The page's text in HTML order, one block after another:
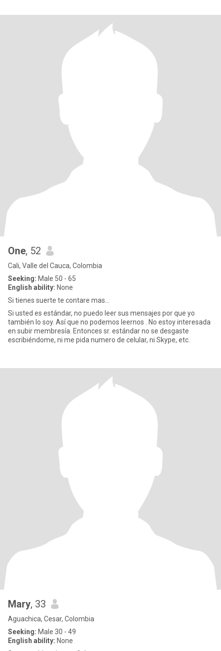
One, 52
Cali, Valle del Cauca, Colombia
Seeking: Male 50 - 65
English ability: None
Si tienes suerte te contare mas...
Si usted es estándar, no puedo leer sus mensajes por que yo
también lo soy. Así que no podemos leernos . No estoy interesada
en subir membresía. Entonces sr. estándar no se desgaste
escribiéndome, ni me pida numero de celular, ni Skype, etc.
Mary, 33
Aguachica, Cesar, Colombia
Seeking: Male 30 - 49
English ability: None